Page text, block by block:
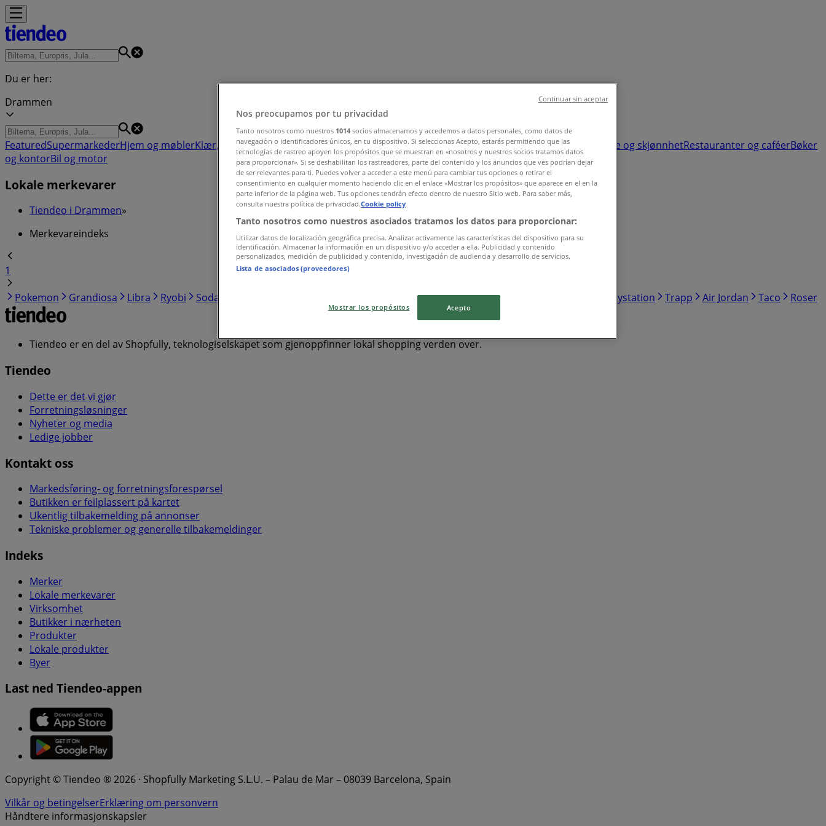
Du er her:
Drammen
FeaturedSupermarkederHjem og møblerKlær, sko og tilbehørSport og FritidElektronikk og hvitevarerBygg og hageBarn og leker Helse og skjønnhetRestauranter og caféerBøker
og kontorBil og motor
Lokale merkevarer
Tiendeo i Drammen»
Merkevareindeks
1
Pokemon
Grandiosa Libra Ryobi Sodastream Coca Cola Cola Playstation Trapp Air Jordan Taco Roser
Tiendeo er en del av Shopfully, teknologiselskapet som gjenoppfinner lokal shopping verden over.
Tiendeo
Dette er det vi gjør
Forretningsløsninger
Nyheter og media
Ledige jobber
Kontakt oss
Markedsføring- og forretningsforespørsel
Butikken er feilplassert på kartet
Ukentlig tilbakemelding på annonser
Tekniske problemer og generelle tilbakemeldinger
Indeks
Merker
Lokale merkevarer
Virksomhet
Butikker i nærheten
Produkter
Lokale produkter
Byer
Last ned Tiendeo-appen
Copyright © Tiendeo ® 2026 · Shopfully Marketing S.L.U. – Palau de Mar – 08039 Barcelona, Spain
Vilkår og betingelserErklæring om personvern
Håndtere informasjonskapsler
Nos preocupamos por tu privacidad
Tanto nosotros como nuestros 1014 socios almacenamos y accedemos a datos personales, como datos de
navegación o identificadores únicos, en tu dispositivo. Si seleccionas Acepto, estarás permitiendo que las
tecnologías de rastreo apoyen los propósitos que se muestran en «nosotros y nuestros socios tratamos datos
para proporcionar». Si se deshabilitan los rastreadores, parte del contenido y los anuncios que ves podrían dejar
de ser relevantes para ti. Puedes volver a acceder a este menú para cambiar tus opciones o retirar el
consentimiento en cualquier momento haciendo clic en el enlace «Mostrar los propósitos» que aparece en el en la
parte inferior de la página web. Tus opciones tendrán efecto dentro de nuestro Sitio web. Para saber más,
consulta nuestra política de privacidad.Cookie policy
Tanto nosotros como nuestros asociados tratamos los datos para proporcionar:
Utilizar datos de localización geográfica precisa. Analizar activamente las características del dispositivo para su
identificación. Almacenar la información en un dispositivo y/o acceder a ella. Publicidad y contenido
personalizados, medición de publicidad y contenido, investigación de audiencia y desarrollo de servicios.
Lista de asociados (proveedores)
Mostrar los propósitos Acepto
Continuar sin aceptar